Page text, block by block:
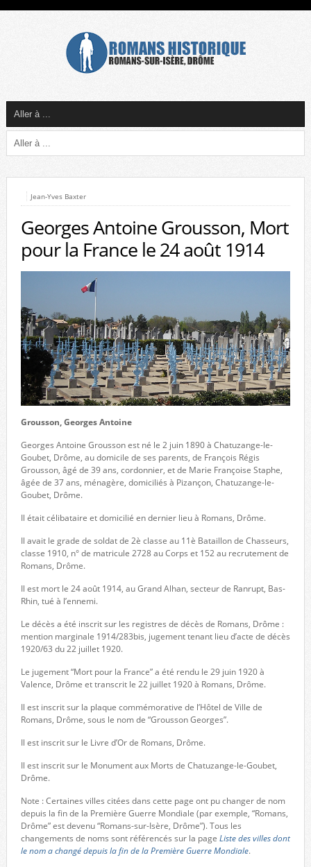
Jean-Yves Baxter
Georges Antoine Grousson, Mort
pour la France le 24 août 1914
Grousson, Georges Antoine
Georges Antoine Grousson est né le 2 juin 1890 à Chatuzange-le-
Goubet, Drôme, au domicile de ses parents, de François Régis
Grousson, âgé de 39 ans, cordonnier, et de Marie Françoise Staphe,
âgée de 37 ans, ménagère, domiciliés à Pizançon, Chatuzange-le-
Goubet, Drôme.
Il était célibataire et domicilié en dernier lieu à Romans, Drôme.
Il avait le grade de soldat de 2è classe au 11è Bataillon de Chasseurs,
classe 1910, n° de matricule 2728 au Corps et 152 au recrutement de
Romans, Drôme.
Il est mort le 24 août 1914, au Grand Alhan, secteur de Ranrupt, Bas-
Rhin, tué à l’ennemi.
Le décès a été inscrit sur les registres de décès de Romans, Drôme :
mention marginale 1914/283bis, jugement tenant lieu d’acte de décès
1920/63 du 22 juillet 1920.
Le jugement “Mort pour la France” a été rendu le 29 juin 1920 à
Valence, Drôme et transcrit le 22 juillet 1920 à Romans, Drôme.
Il est inscrit sur la plaque commémorative de l’Hôtel de Ville de
Romans, Drôme, sous le nom de “Grousson Georges”.
Il est inscrit sur le Livre d’Or de Romans, Drôme.
Il est inscrit sur le Monument aux Morts de Chatuzange-le-Goubet,
Drôme.
Note : Certaines villes citées dans cette page ont pu changer de nom
depuis la fin de la Première Guerre Mondiale (par exemple, “Romans,
Drôme” est devenu “Romans-sur-Isère, Drôme”). Tous les
changements de noms sont référencés sur la page Liste des villes dont
le nom a changé depuis la fin de la Première Guerre Mondiale.